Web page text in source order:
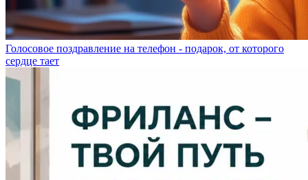
Голосовое поздравление на телефон - подарок, от которого
сердце тает